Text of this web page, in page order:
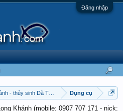
Đăng nhập
- thủy sinh Dã Tượng Dụng cụ
Khánh (mobile: 0907 707 171 - nick: